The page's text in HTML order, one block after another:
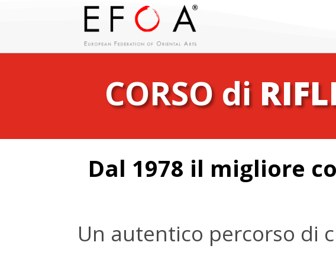
CORSO di
Dal 1978 il migliore
Un autentico percorso di